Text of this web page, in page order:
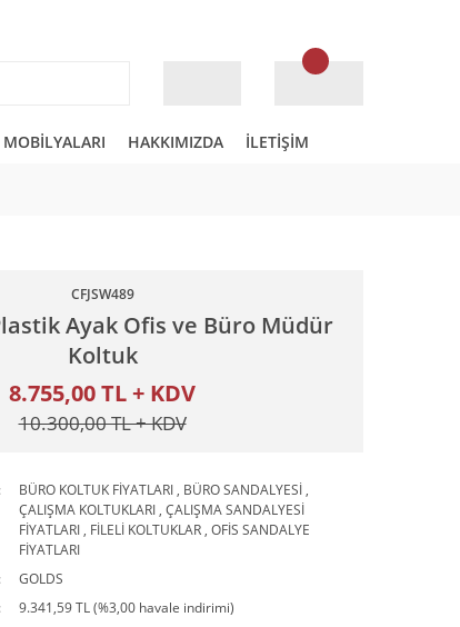
HAKKIMIZDA İLETİŞİM
CFJSW489
Ayak Ofis ve Büro Müdür
Koltuk
8.755,00 TL + KDV
10.300,00 TL + KDV
BÜRO KOLTUK FİYATLARI , BÜRO SANDALYESİ ,
ÇALIŞMA KOLTUKLARI , ÇALIŞMA SANDALYESİ
FİYATLARI , FİLELİ KOLTUKLAR , OFİS SANDALYE
FİYATLARI
GOLDS
9.341,59 TL (%3,00 havale indirimi)